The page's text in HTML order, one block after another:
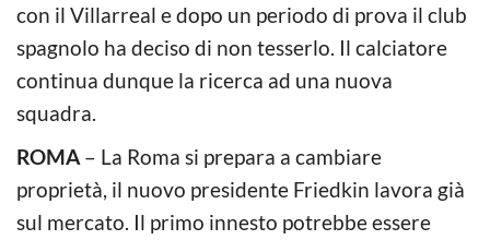
con il Villarreal e dopo un periodo di prova il club
spagnolo ha deciso di non tesserlo. Il calciatore
continua dunque la ricerca ad una nuova
squadra.
ROMA – La Roma si prepara a cambiare
proprietà, il nuovo presidente Friedkin lavora già
sul mercato. Il primo innesto potrebbe essere